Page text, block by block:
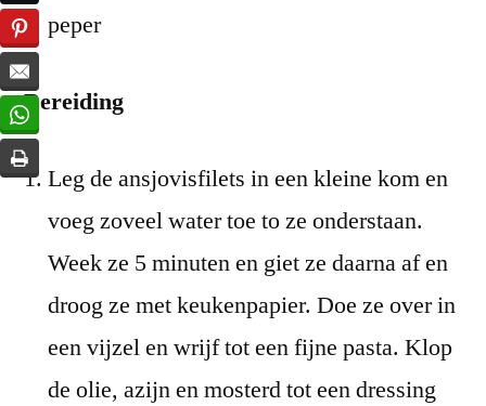
peper
Bereiding
Leg de ansjovisfilets in een kleine kom en
voeg zoveel water toe to ze onderstaan.
Week ze 5 minuten en giet ze daarna af en
droog ze met keukenpapier. Doe ze over in
een vijzel en wrijf tot een fijne pasta. Klop
de olie, azijn en mosterd tot een dressing